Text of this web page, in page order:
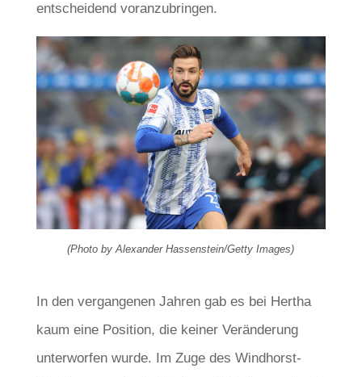
entscheidend voranzubringen.
(Photo by Alexander Hassenstein/Getty Images)
In den vergangenen Jahren gab es bei Hertha
kaum eine Position, die keiner Veränderung
unterworfen wurde. Im Zuge des Windhorst-